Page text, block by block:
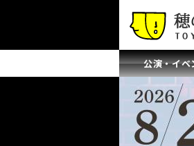
公演・イベ